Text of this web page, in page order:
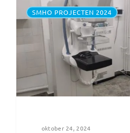
SMHO PROJECTEN 2024
oktober 24, 2024